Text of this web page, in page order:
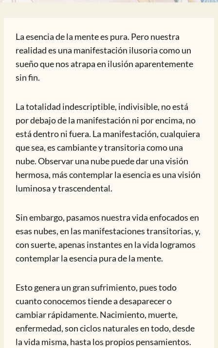
La esencia de la mente es pura. Pero nuestra
realidad es una manifestación ilusoria como un
sueño que nos atrapa en ilusión aparentemente
sin fin.
La totalidad indescriptible, indivisible, no está
por debajo de la manifestación ni por encima, no
está dentro ni fuera. La manifestación, cualquiera
que sea, es cambiante y transitoria como una
nube. Observar una nube puede dar una visión
hermosa, más contemplar la esencia es una visión
luminosa y trascendental.
Sin embargo, pasamos nuestra vida enfocados en
esas nubes, en las manifestaciones transitorias, y,
con suerte, apenas instantes en la vida logramos
contemplar la esencia pura de la mente.
Esto genera un gran sufrimiento, pues todo
cuanto conocemos tiende a desaparecer o
cambiar rápidamente. Nacimiento, muerte,
enfermedad, son ciclos naturales en todo, desde
la vida misma, hasta los propios pensamientos.